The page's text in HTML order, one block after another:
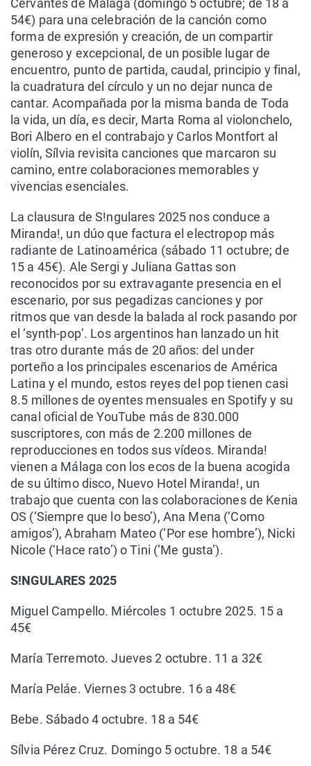
Cervantes de Málaga (domingo 5 octubre; de 18 a
54€) para una celebración de la canción como
forma de expresión y creación, de un compartir
generoso y excepcional, de un posible lugar de
encuentro, punto de partida, caudal, principio y final,
la cuadratura del círculo y un no dejar nunca de
cantar. Acompañada por la misma banda de Toda
la vida, un día, es decir, Marta Roma al violonchelo,
Bori Albero en el contrabajo y Carlos Montfort al
violín, Sílvia revisita canciones que marcaron su
camino, entre colaboraciones memorables y
vivencias esenciales.
La clausura de S!ngulares 2025 nos conduce a
Miranda!, un dúo que factura el electropop más
radiante de Latinoamérica (sábado 11 octubre; de
15 a 45€). Ale Sergi y Juliana Gattas son
reconocidos por su extravagante presencia en el
escenario, por sus pegadizas canciones y por
ritmos que van desde la balada al rock pasando por
el ‘synth-pop’. Los argentinos han lanzado un hit
tras otro durante más de 20 años: del under
porteño a los principales escenarios de América
Latina y el mundo, estos reyes del pop tienen casi
8.5 millones de oyentes mensuales en Spotify y su
canal oficial de YouTube más de 830.000
suscriptores, con más de 2.200 millones de
reproducciones en todos sus vídeos. Miranda!
vienen a Málaga con los ecos de la buena acogida
de su último disco, Nuevo Hotel Miranda!, un
trabajo que cuenta con las colaboraciones de Kenia
OS (‘Siempre que lo beso’), Ana Mena (‘Como
amigos’), Abraham Mateo (‘Por ese hombre’), Nicki
Nicole (‘Hace rato’) o Tini (‘Me gusta’).
S!NGULARES 2025
Miguel Campello. Miércoles 1 octubre 2025. 15 a
45€
María Terremoto. Jueves 2 octubre. 11 a 32€
María Peláe. Viernes 3 octubre. 16 a 48€
Bebe. Sábado 4 octubre. 18 a 54€
Sílvia Pérez Cruz. Domingo 5 octubre. 18 a 54€